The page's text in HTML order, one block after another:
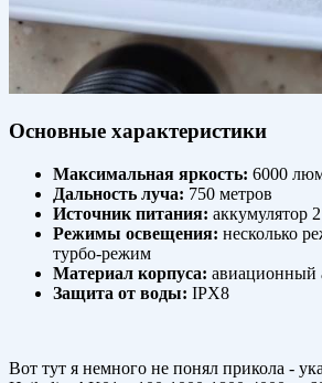
Основные характеристики
Максимальная яркость: 6000
Дальность луча: 750 метров
Источник питания: аккумулятор
Режимы освещения: несколько
турбо-режим
Материал корпуса:
Защита от воды: IPX8
Вот тут я немного не понял прикола -